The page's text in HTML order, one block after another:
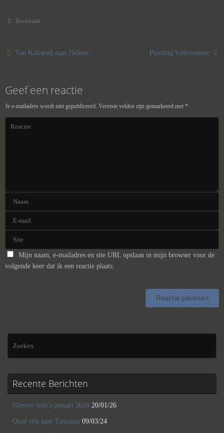
Bookmark.
Van Kalispell naar Helena Prachtig Yellowstone
Geef een reactie
Je e-mailadres wordt niet gepubliceerd. Vereiste velden zijn gemarkeerd met *
Mijn naam, e-mailadres en site URL opslaan in mijn browser voor de
volgende keer dat ik een reactie plaats.
Recente Berichten
Nieuwe foto’s januari 2026 20/01/26
Onze reis naar Tanzania 09/03/24